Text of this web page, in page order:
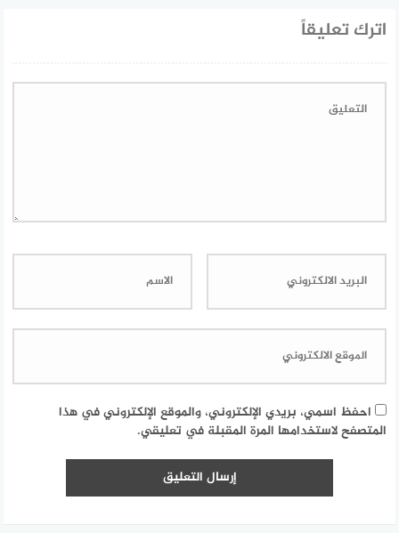
اترك تعليقاً
احفظ اسمي، بريدي الإلكتروني، والموقع الإلكتروني في هذا
المتصفح لاستخدامها المرة المقبلة في تعليقي.